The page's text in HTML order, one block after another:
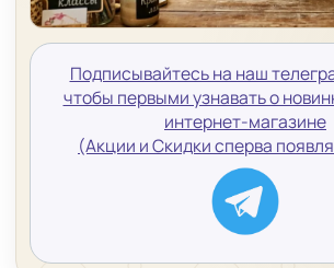
Подписывайтесь на наш
чтобы первыми узнавать о
интернет-магазине
(Акции и Скидки сперва